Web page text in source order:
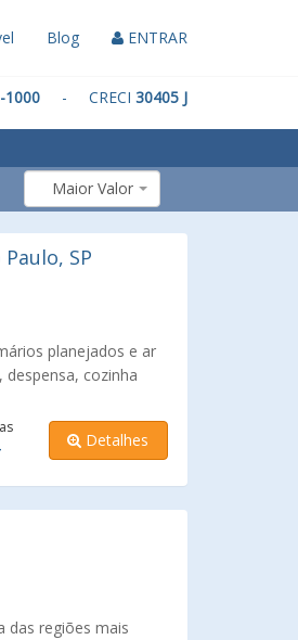
Blog ENTRAR
1000 - CRECI 30405 J
Maior Valor
SP
planejados e ar
cozinha
Privativa com
Conta ainda com
solar e
caracteriza-se
rápido a
à estação Alto
Detalhes
das regiões mais